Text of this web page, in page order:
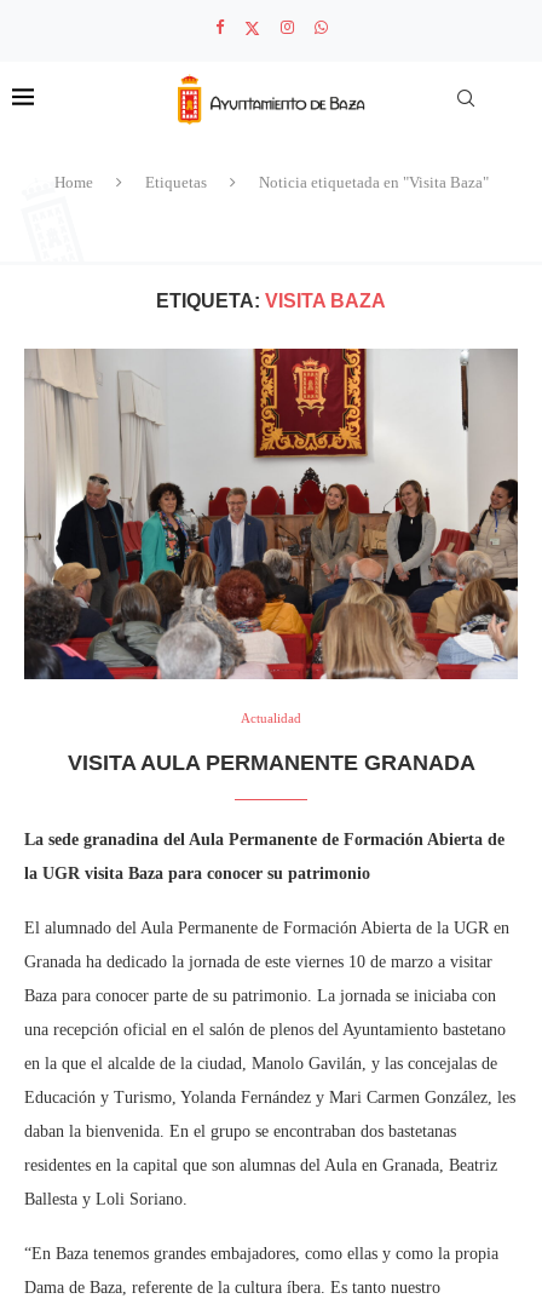
Home Etiquetas Noticia etiquetada en "Visita Baza"
ETIQUETA: VISITA BAZA
Actualidad
VISITA AULA PERMANENTE GRANADA
La sede granadina del Aula Permanente de Formación Abierta de
la UGR visita Baza para conocer su patrimonio
El alumnado del Aula Permanente de Formación Abierta de la UGR en
Granada ha dedicado la jornada de este viernes 10 de marzo a visitar
Baza para conocer parte de su patrimonio. La jornada se iniciaba con
una recepción oficial en el salón de plenos del Ayuntamiento bastetano
en la que el alcalde de la ciudad, Manolo Gavilán, y las concejalas de
Educación y Turismo, Yolanda Fernández y Mari Carmen González, les
daban la bienvenida. En el grupo se encontraban dos bastetanas
residentes en la capital que son alumnas del Aula en Granada, Beatriz
Ballesta y Loli Soriano.
“En Baza tenemos grandes embajadores, como ellas y como la propia
Dama de Baza, referente de la cultura íbera. Es tanto nuestro